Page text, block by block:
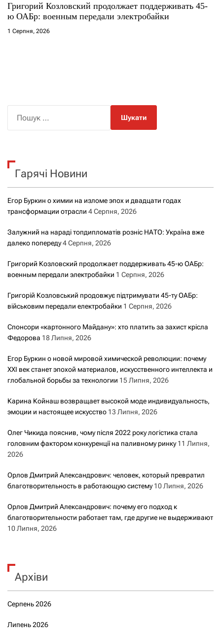
Григорий Козловский продолжает поддерживать 45-
ю ОАБр: военным передали электробайки
1 Серпня, 2026
к
Гарячі Новини
Егор Буркин о химии на изломе эпох и двадцати годах
трансформации отрасли 4 Серпня, 2026
Залужний на нараді топдипломатів розніс НАТО: Україна вже
далеко попереду4 Серпня, 2026
Григорий Козловский продолжает поддерживать 45-ю ОАБр:
военным передали электробайки 1 Серпня, 2026
Григорій Козловський продовжує підтримувати 45-ту ОАБр:
військовим передали електробайки 1 Серпня, 2026
Спонсори «картонного Майдану»: хто платить за захист крісла
Федорова 18 Липня, 2026
Егор Буркин о новой мировой химической революции: почему
XXI век станет эпохой материалов, искусственного интеллекта и
глобальной борьбы за технологии 15 Липня, 2026
Карина Койнаш возвращает высокой моде индивидуальность,
эмоции и настоящее искусство 13 Липня, 2026
Олег Чикида пояснив, чому після 2022 року логістика стала
головним фактором конкуренції на паливному ринку 11 Липня,
2026
Орлов Дмитрий Александрович: человек, который превратил
благотворительность в работающую систему 10 Липня, 2026
Орлов Дмитрий Александрович: почему его подход к
благотворительности работает там, где другие не выдерживают
10 Липня, 2026
Архіви
Серпень 2026
Липень 2026